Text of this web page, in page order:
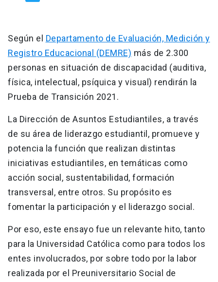
Según el Departamento de Evaluación, Medición y
Registro Educacional (DEMRE) más de 2.300
personas en situación de discapacidad (auditiva,
física, intelectual, psíquica y visual) rendirán la
Prueba de Transición 2021.
La Dirección de Asuntos Estudiantiles, a través
de su área de liderazgo estudiantil, promueve y
potencia la función que realizan distintas
iniciativas estudiantiles, en temáticas como
acción social, sustentabilidad, formación
transversal, entre otros. Su propósito es
fomentar la participación y el liderazgo social.
Por eso, este ensayo fue un relevante hito, tanto
para la Universidad Católica como para todos los
entes involucrados, por sobre todo por la labor
realizada por el Preuniversitario Social de